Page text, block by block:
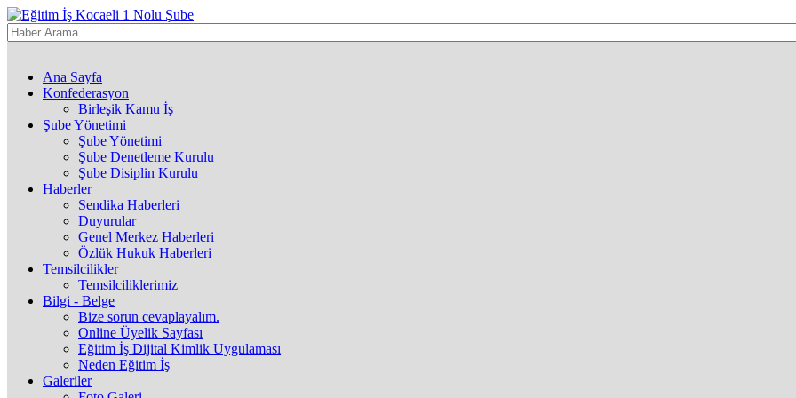
Ana Sayfa
Konfederasyon
Birleşik Kamu İş
Şube Yönetimi
Şube Yönetimi
Şube Denetleme Kurulu
Şube Disiplin Kurulu
Haberler
Sendika Haberleri
Duyurular
Genel Merkez Haberleri
Özlük Hukuk Haberleri
Temsilcilikler
Temsilciliklerimiz
Bilgi - Belge
Bize sorun cevaplayalım.
Online Üyelik Sayfası
Eğitim İş Dijital Kimlik Uygulaması
Neden Eğitim İş
Galeriler